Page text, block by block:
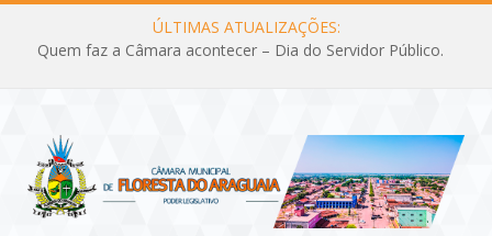
ÚLTIMAS ATUALIZAÇÕES:
Quem faz a Câmara acontecer – Dia do Servidor Público.